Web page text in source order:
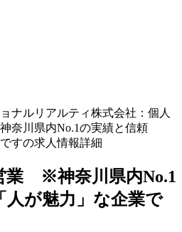
ナルリアルティ株式会社：個人
奈川県内No.1の実績と信頼
すの求人情報詳細
業 ※神奈川県内No.1
が魅力」な企業で